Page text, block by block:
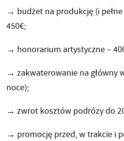
→ budżet na produkcję (i
450€;
→ honorarium artystyczne –
→ zakwaterowanie na główny
noce);
→ zwrot kosztów podróży do
→ promocję przed, w trakcie i